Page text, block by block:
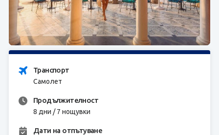
За нас
ЗАПИТВАНЕ
Транспорт
Самолет
Продължителност
8 дни / 7 нощувки
Дати на отпътуване